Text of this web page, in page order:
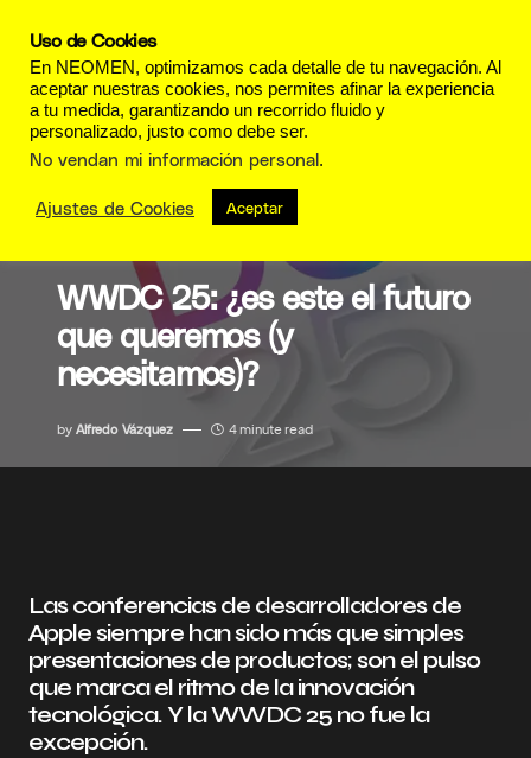
WWDC 25: ¿es este el futuro
que queremos (y
necesitamos)?
by Alfredo Vázquez 4 minute read
Las conferencias de desarrolladores de
Apple siempre han sido más que simples
presentaciones de productos; son el pulso
que marca el ritmo de la innovación
tecnológica. Y la WWDC 25 no fue la
excepción.
Uso de Cookies
En NEOMEN, optimizamos cada detalle de tu navegación. Al
aceptar nuestras cookies, nos permites afinar la experiencia
a tu medida, garantizando un recorrido fluido y
personalizado, justo como debe ser.
No vendan mi información personal.
Ajustes de Cookies Aceptar